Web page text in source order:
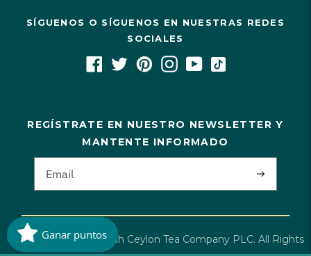
SÍGUENOS O SÍGUENOS EN NUESTRAS REDES
SOCIALES
REGÍSTRATE EN NUESTRO NEWSLETTER Y
MANTENTE INFORMADO
Copyright©2026 Dilmah Ceylon Tea Company PLC. All Rights
Ganar puntos